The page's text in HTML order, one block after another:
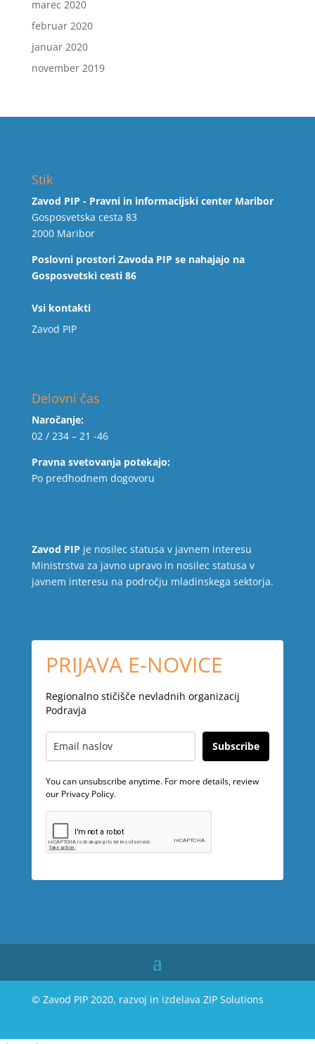
marec 2020
februar 2020
januar 2020
november 2019
Stik
Zavod PIP - Pravni in informacijski center Maribor
Gosposvetska cesta 83
2000 Maribor
Poslovni prostori Zavoda PIP se nahajajo na
Gosposvetski cesti 86
Vsi kontakti
Zavod PIP
Delovni čas
Naročanje:
02 / 234 – 21 -46
Pravna svetovanja potekajo:
Po predhodnem dogovoru
Zavod PIP je nosilec statusa v javnem interesu
Ministrstva za javno upravo in nosilec statusa v
javnem interesu na področju mladinskega sektorja.
PRIJAVA E-NOVICE
Regionalno stičišče nevladnih organizacij
Podravja
Subscribe
You can unsubscribe anytime. For more details, review
our Privacy Policy.
© Zavod PIP 2020, razvoj in izdelava ZIP Solutions